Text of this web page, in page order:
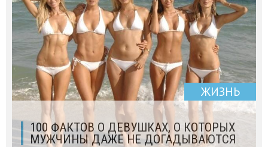
ЖИЗНЬ
100 ФАКТОВ О ДЕВУШКАХ, О КОТОРЫХ
МУЖЧИНЫ ДАЖЕ НЕ ДОГАДЫВАЮТСЯ